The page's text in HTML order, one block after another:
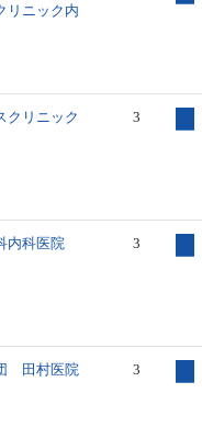
リニック内
クリニック 3
内科医院 3
田村医院 3